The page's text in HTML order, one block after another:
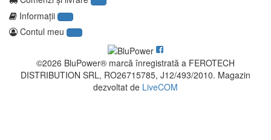
Informaţii
Contul meu
©2026 BluPower® marcă înregistrată a FEROTECH
DISTRIBUTION SRL, RO26715785, J12/493/2010. Magazin
dezvoltat de LiveCOM